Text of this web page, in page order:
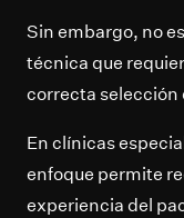
Sin embargo, no
técnica que
correcta selección
En clínicas
enfoque permite
experiencia del